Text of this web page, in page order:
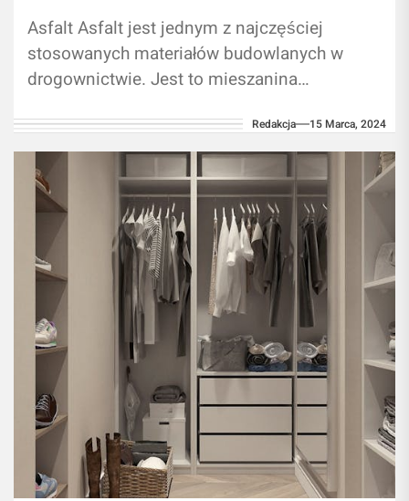
Asfalt Asfalt jest jednym z najczęściej
stosowanych materiałów budowlanych w
drogownictwie. Jest to mieszanina
mineralnego, asfaltu zwanego również smołą
bitumiczną...
Redakcja 15 Marca, 2024